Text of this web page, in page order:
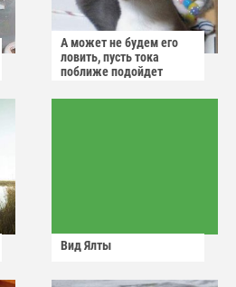
А может не будем его
ловить, пусть тока
поближе подойдет
Вид Ялты